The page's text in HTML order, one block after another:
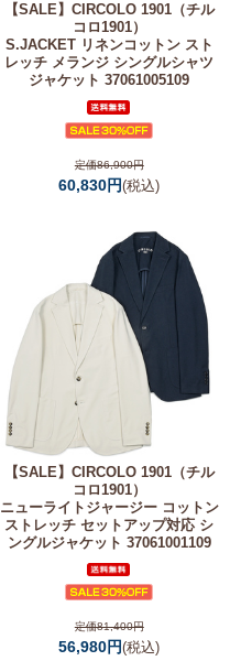
【SALE】 CIRCOLO 1901（チル
コロ1901）
S.JACKET リネンコットン スト
レッチ メランジ シングルシャツ
ジャケット 37061005109
定価86,900円
60,830円(税込)
【SALE】 CIRCOLO 1901（チル
コロ1901）
ニューライトジャージー コットン
ストレッチ セットアップ対応 シ
ングルジャケット 37061001109
定価81,400円
56,980円(税込)